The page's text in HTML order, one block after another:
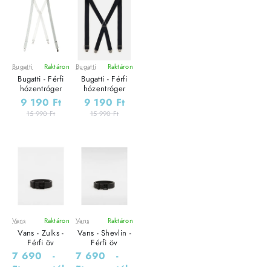
Leárazás
Outlet Ár
Bugatti Raktáron
Bugatti - Férfi
hózentróger
9 190 Ft
15 990 Ft
Leárazás
Bugatti Raktáron
Bugatti - Férfi
hózentróger
9 190 Ft
15 990 Ft
Leárazás
Outlet Ár
Vans Raktáron
Vans - Zulks -
Férfi öv
7 690
-
Leárazás
Outlet Ár
Vans Raktáron
Vans - Shevlin -
Férfi öv
7 690
-